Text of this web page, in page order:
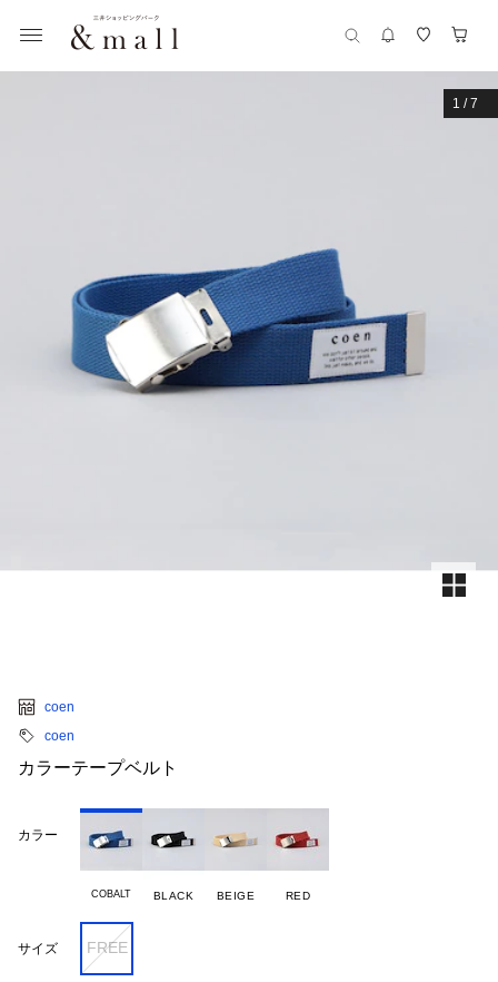
1 /7
coen
coen
カラーテープベルト
カラー
COBALT BLACK BEIGE RED
サイズ FREE